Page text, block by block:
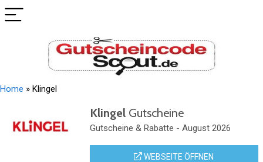
Home » Klingel
KlingelGutscheine
Gutscheine & Rabatte - August 2026
WEBSEITE ÖFFNEN